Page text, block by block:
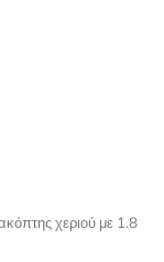
χεριού με 1.8